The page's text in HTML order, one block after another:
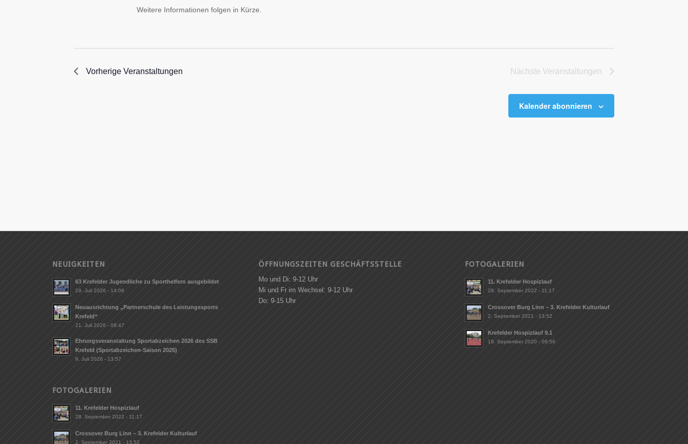
Weitere Informationen folgen in Kürze.
Vorherige Veranstaltungen Nächste Veranstaltungen
Kalender abonnieren
NEUIGKEITEN
63 Krefelder Jugendliche zu Sporthelfern ausgebildet
29. Juli 2026 - 14:06
Neuausrichtung „Partnerschule des Leistungssports
Krefeld“
21. Juli 2026 - 08:47
Ehrungsveranstaltung Sportabzeichen 2026 des SSB
Krefeld (Sportabzeichen-Saison 2025)
9. Juli 2026 - 13:57
FOTOGALERIEN
11. Krefelder Hospizlauf
28. September 2022 - 11:17
Crossover Burg Linn – 3. Krefelder Kulturlauf
2. September 2021 - 13:52
ÖFFNUNGSZEITEN GESCHÄFTSSTELLE
Mo und Di: 9-12 Uhr
Mi und Fr im Wechsel: 9-12 Uhr
Do: 9-15 Uhr
FOTOGALERIEN
11. Krefelder Hospizlauf
28. September 2022 - 11:17
Crossover Burg Linn – 3. Krefelder Kulturlauf
2. September 2021 - 13:52
Krefelder Hospizlauf 9.1
18. September 2020 - 09:56